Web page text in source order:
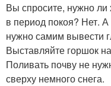
Вы спросите, нужно ли
в период покоя? Нет. А
нужно самим вывести
Выставляйте горшок
Поливать почву не
сверху немного снега.